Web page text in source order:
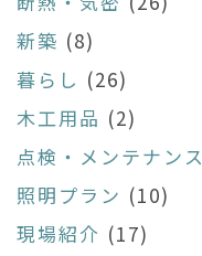
新築 (8)
暮らし (26)
木工用品 (2)
点検・メンテナンス
照明プラン (10)
現場紹介 (17)